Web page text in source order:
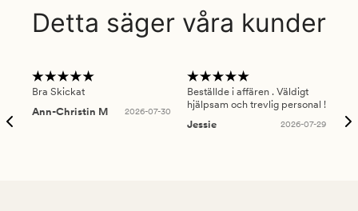
Detta säger våra kunder
Bra Skickat
Ann-Christin M
2026-07-30
Beställde i affären . Väldigt
hjälpsam och trevlig personal !
Jessie
2026-07-29